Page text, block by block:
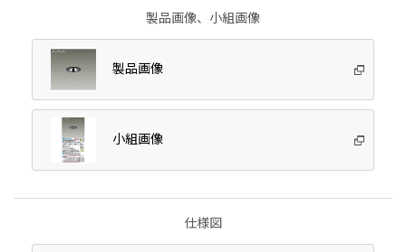
製品画像、小組画像
製品画像
小組画像
仕様図